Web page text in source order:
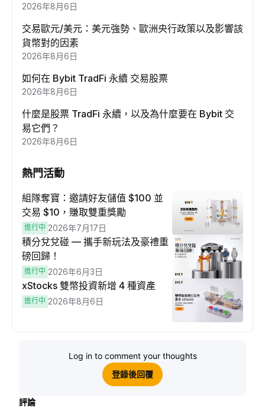
2026年8月6日
交易歐元/美元：美元強勢、歐洲央行政策以及影響該
貨幣對的因素
2026年8月6日
如何在 Bybit TradFi 永續 交易股票
2026年8月6日
什麼是股票 TradFi 永續，以及為什麼要在 Bybit 交
易它們？
2026年8月6日
熱門活動
組隊奪寶：邀請好友儲值 $100 並
交易 $10，賺取雙重獎勵
進行中 2026年7月17日
積分兌兌碰 — 攜手新玩法及豪禮重
磅回歸！
進行中 2026年6月3日
xStocks 雙幣投資新增 4 種資產
進行中 2026年8月6日
Log in to comment your thoughts
登錄後回覆
評論